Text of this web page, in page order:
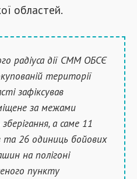
областей.
радіуса дії СММ ОБСЄ
території
зафіксував
за межами
а саме 11
та 26 одиниць бойових
на полігоні
пункту